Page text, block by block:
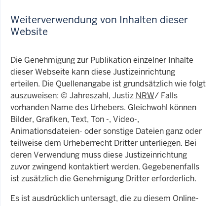
Weiterverwendung von Inhalten dieser
Website
Die Genehmigung zur Publikation einzelner Inhalte
dieser Webseite kann diese Justizeinrichtung
erteilen. Die Quellenangabe ist grundsätzlich wie folgt
auszuweisen: © Jahreszahl, Justiz NRW/ Falls
vorhanden Name des Urhebers. Gleichwohl können
Bilder, Grafiken, Text, Ton -, Video-,
Animationsdateien- oder sonstige Dateien ganz oder
teilweise dem Urheberrecht Dritter unterliegen. Bei
deren Verwendung muss diese Justizeinrichtung
zuvor zwingend kontaktiert werden. Gegebenenfalls
ist zusätzlich die Genehmigung Dritter erforderlich.
Es ist ausdrücklich untersagt, die zu diesem Online-